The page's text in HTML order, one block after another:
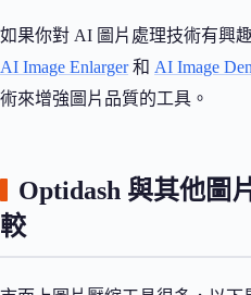
如果你對 AI 圖片處理技術有興
AI Image Enlarger和 AI Image
術來增強圖片品質的工具。
Optidash 與其他圖
較